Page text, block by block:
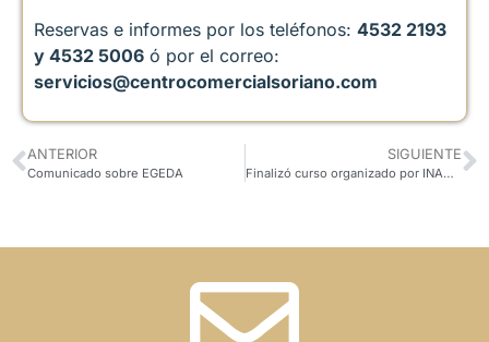
Reservas e informes por los teléfonos: 4532 2193
y 4532 5006 ó por el correo:
servicios@centrocomercialsoriano.com
ANTERIOR
Comunicado sobre EGEDA
SIGUIENTE
Finalizó curso organizado por INACOOP